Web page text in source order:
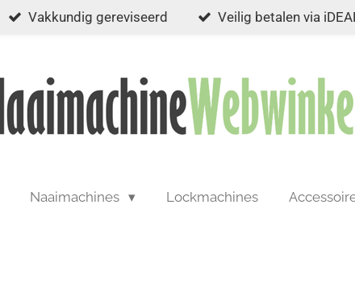
Vakkundig gereviseerd Veilig betalen via
Naaimachines Lockmachines